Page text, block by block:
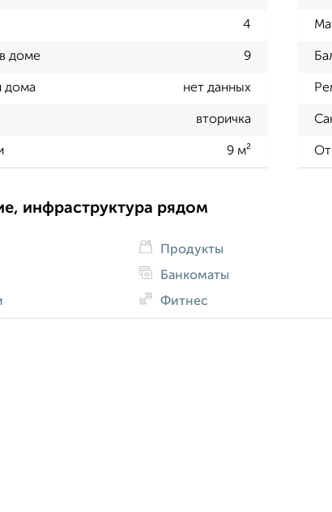
4
доме 9
дома нет данных
вторичка
9 м²
инфраструктура рядом
Продукты
Банкоматы
Фитнес